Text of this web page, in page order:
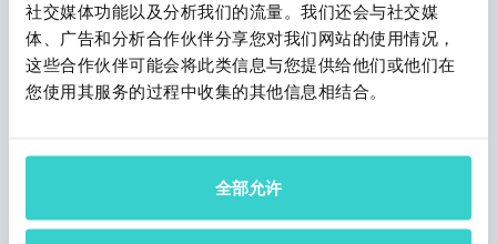
社交媒体功能以及分析我们的流量。我们还会与社交媒
体、广告和分析合作伙伴分享您对我们网站的使用情况，
这些合作伙伴可能会将此类信息与您提供给他们或他们在
您使用其服务的过程中收集的其他信息相结合。
全部允许
没有一天是没有关于展览的新闻的。今天的议
程是NSYS参加2023年的ITAD Summit。阅读
以获取更多详情！